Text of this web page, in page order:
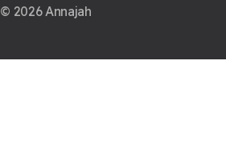
© 2026 Annajah